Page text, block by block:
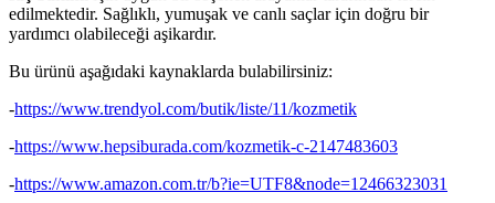
edilmektedir. Sağlıklı, yumuşak ve canlı saçlar için doğru bir
yardımcı olabileceği aşikardır.
Bu ürünü aşağıdaki kaynaklarda bulabilirsiniz:
-https://www.trendyol.com/butik/liste/11/kozmetik
-https://www.hepsiburada.com/kozmetik-c-2147483603
-https://www.amazon.com.tr/b?ie=UTF8&node=12466323031